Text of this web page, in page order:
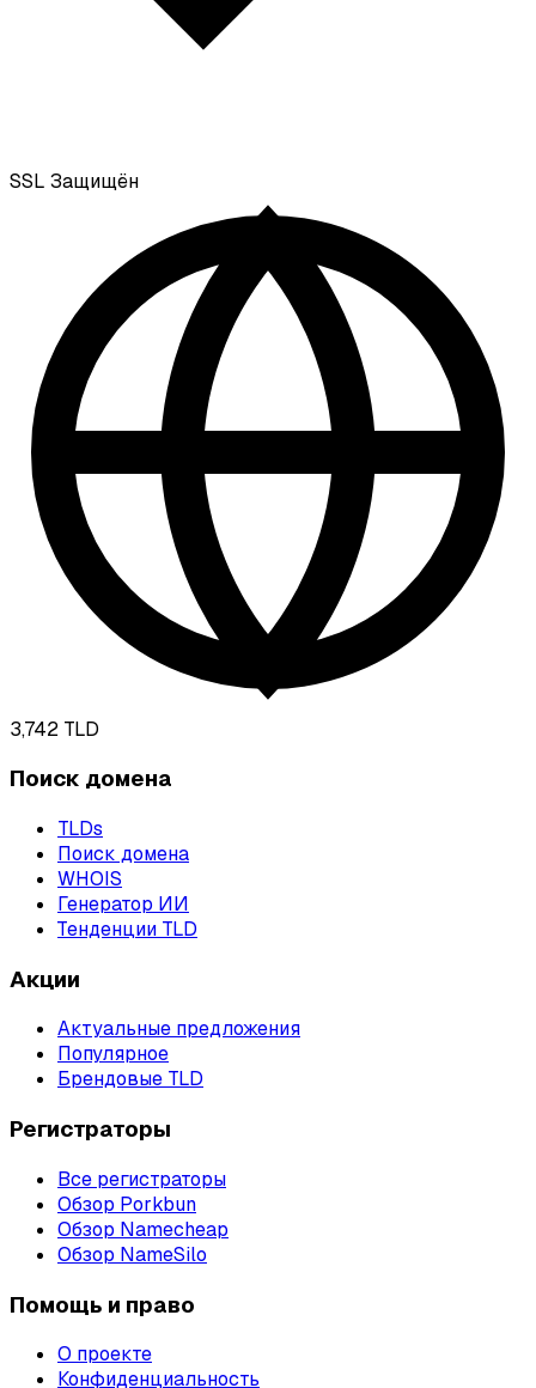
SSL Защищён
3,742 TLD
Поиск домена
TLDs
Поиск домена
WHOIS
Генератор ИИ
Тенденции TLD
Акции
Актуальные предложения
Популярное
Брендовые TLD
Регистраторы
Все регистраторы
Обзор Porkbun
Обзор Namecheap
Обзор NameSilo
Помощь и право
О проекте
Конфиденциальность